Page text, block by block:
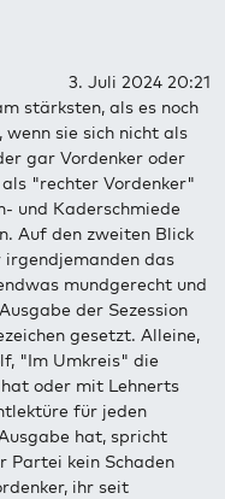
3. Juli 2024 20:21
stärksten, als es noch
sie sich nicht als
gar Vordenker oder
"rechter Vordenker"
und Kaderschmiede
Auf den zweiten Blick
irgendjemanden das
mundgerecht und
der Sezession
gesetzt. Alleine,
"Im Umkreis" die
oder mit Lehnerts
für jeden
hat, spricht
Partei kein Schaden
ihr seit